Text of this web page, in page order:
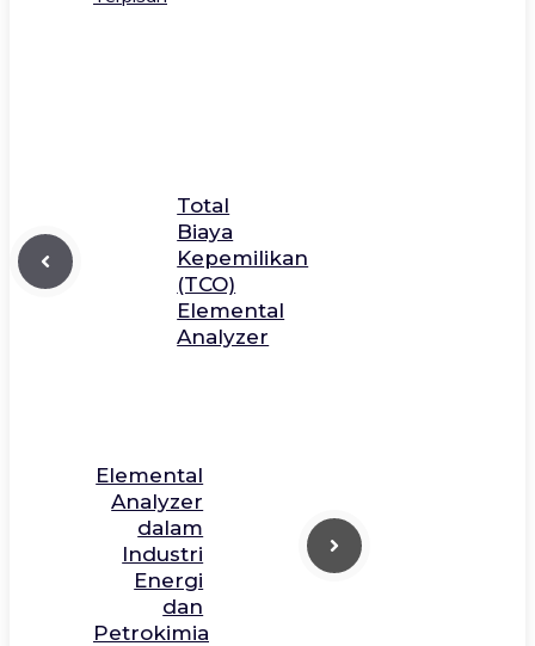
Total
Biaya
Kepemilikan
(TCO)
Elemental
Analyzer
Elemental
Analyzer
dalam
Industri
Energi
dan
Petrokimia